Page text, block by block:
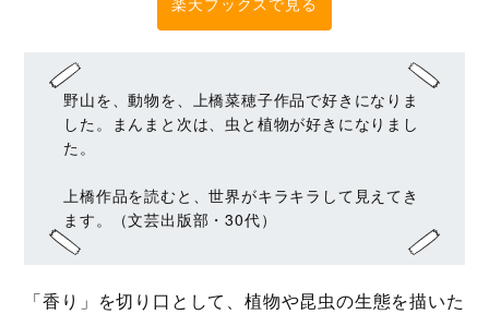
野山を、動物を、上橋菜穂子作品で好きになりま
した。まんまと次は、虫と植物が好きになりまし
た。
上橋作品を読むと、世界がキラキラして見えてき
ます。（文芸出版部・30代）
「香り」を切り口として、植物や昆虫の生態を描いた